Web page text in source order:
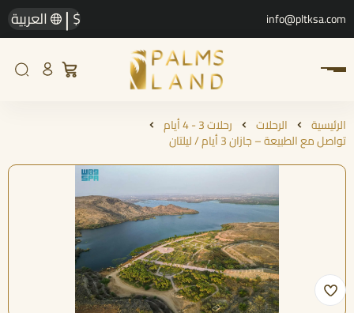
info@pltksa.com
$
| العربية
الرئيسية الرحلات رحلات 3 - 4 أيام
تواصل مع الطبيعة – جازان 3 أيام / ليلتان